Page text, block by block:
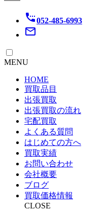
settings_phone052-485-6993
mail_outline
MENU
HOME
買取品目
出張買取
出張買取の流れ
宅配買取
よくある質問
はじめての方へ
買取実績
お問い合わせ
会社概要
ブログ
買取価格情報
CLOSE